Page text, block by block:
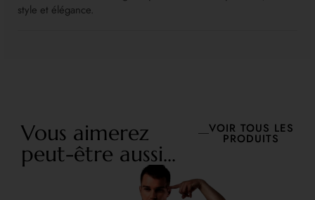
style et élégance.
Vous aimerez
peut-être aussi...
VOIR TOUS LES
PRODUITS